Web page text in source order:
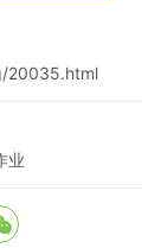
20035.html
业